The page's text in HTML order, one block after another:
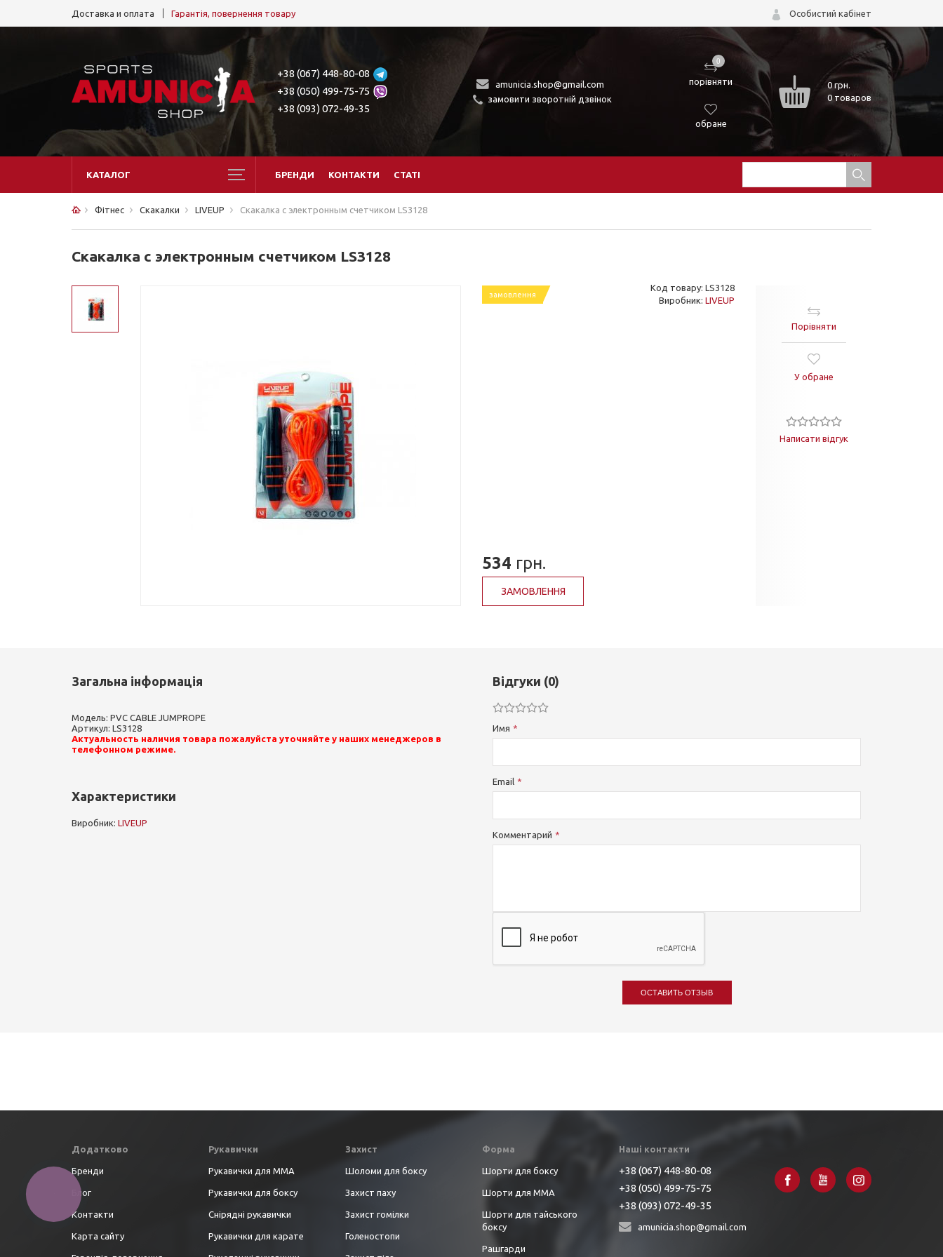
Доставка и оплата Гарантія, повернення товару Особистий кабінет
+38 (067) 448-80-08
+38 (050) 499-75-75
+38 (093) 072-49-35
amunicia.shop@gmail.com
замовити зворотній дзвінок
0
порівняти
обране
0грн.
0 товаров
КАТАЛОГ БРЕНДИ КОНТАКТИ СТАТІ
Фітнес Скакалки LIVEUP Скакалка с электронным счетчиком LS3128
Скакалка с электронным счетчиком LS3128
замовлення
Код товару: LS3128
Виробник: LIVEUP
534 грн.
ЗАМОВЛЕННЯ
Порівняти
У обране
Написати відгук
Загальна інформація
Модель: PVC CABLE JUMPROPE
Артикул: LS3128
Актуальность наличия товара пожалуйста уточняйте у наших менеджеров в
телефонном режиме.
Характеристики
Виробник: LIVEUP
Відгуки (0)
Имя
Email
Комментарий
ОСТАВИТЬ ОТЗЫВ
Додатково
Бренди
Блог
Контакти
Карта сайту
Рукавички
Рукавички для ММА
Рукавички для боксу
Снірядні рукавички
Рукавички для карате
Захист
Шоломи для боксу
Захист паху
Захист гомілки
Голеностопи
Форма
Шорти для боксу
Шорти для ММА
Шорти для тайського
боксу
Рашгарди
Наші контакти
+38 (067) 448-80-08
+38 (050) 499-75-75
+38 (093) 072-49-35
amunicia.shop@gmail.com